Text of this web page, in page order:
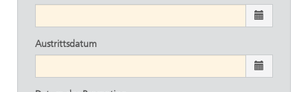
Austrittsdatum